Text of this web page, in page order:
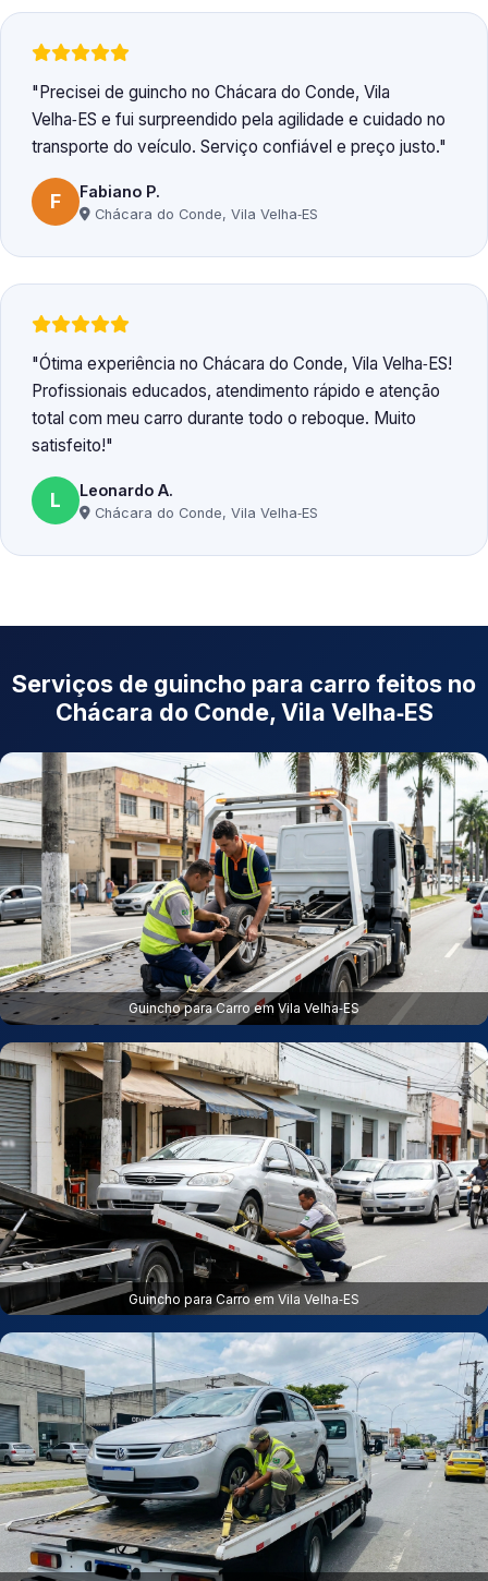
Precisei de guincho no Chácara do Conde, Vila
Velha‑ES e fui surpreendido pela agilidade e cuidado no
transporte do veículo. Serviço confiável e preço justo.
F Fabiano P.
Chácara do Conde, Vila Velha‑ES
Ótima experiência no Chácara do Conde, Vila Velha‑ES!
Profissionais educados, atendimento rápido e atenção
total com meu carro durante todo o reboque. Muito
satisfeito!
L Leonardo A.
Chácara do Conde, Vila Velha‑ES
Serviços de guincho para carro feitos no
Chácara do Conde, Vila Velha‑ES
Guincho para Carro em Vila Velha‑ES
Guincho para Carro em Vila Velha‑ES